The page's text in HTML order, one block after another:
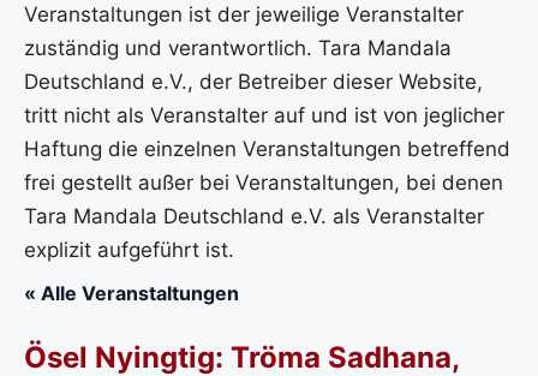
Veranstaltungen ist der jeweilige Veranstalter
zuständig und verantwortlich. Tara Mandala
Deutschland e.V., der Betreiber dieser Website,
tritt nicht als Veranstalter auf und ist von jeglicher
Haftung die einzelnen Veranstaltungen betreffend
frei gestellt außer bei Veranstaltungen, bei denen
Tara Mandala Deutschland e.V. als Veranstalter
explizit aufgeführt ist.
« Alle Veranstaltungen
Ösel Nyingtig: Tröma Sadhana,